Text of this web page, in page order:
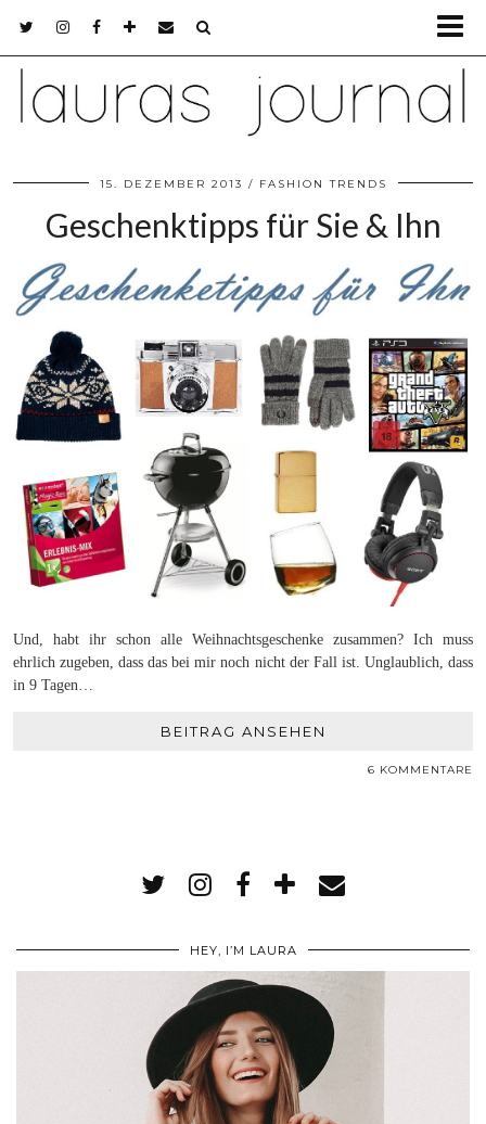
15. DEZEMBER 2013 FASHION TRENDS
Geschenktipps für Sie & Ihn
Und, habt ihr schon alle Weihnachtsgeschenke zusammen? Ich muss
ehrlich zugeben, dass das bei mir noch nicht der Fall ist. Unglaublich, dass
in 9 Tagen…
BEITRAG ANSEHEN
6 KOMMENTARE
HEY, I’M LAURA